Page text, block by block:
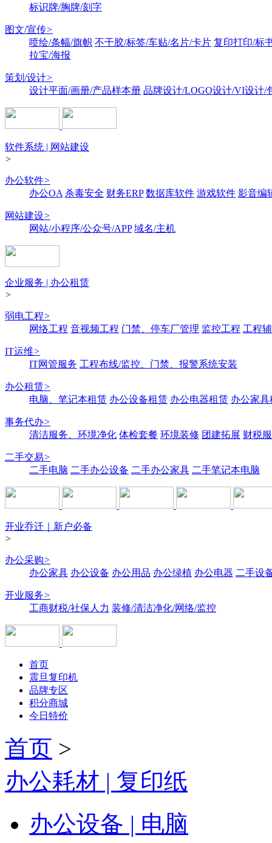
标识牌/胸牌/刻字
图文/宣传>
喷绘/条幅/旗帜 不干胶/标签/车贴/名片/卡片 复印打印/标
拉宝/海报
策划/设计>
设计平面/画册/产品样本册 品牌设计/LOGO设计/VI设计/
软件系统 | 网站建设
>
办公软件>
办公OA 杀毒安全 财务ERP 数据库软件 游戏软件 影音编
网站建设>
网站/小程序/公众号/APP 域名/主机
企业服务 | 办公租赁
>
弱电工程>
网络工程 音视频工程 门禁、停车厂管理 监控工程 工程
IT运维>
IT网管服务 工程布线/监控、门禁、报警系统安装
办公租赁>
电脑、笔记本租赁 办公设备租赁 办公电器租赁 办公家具
事务代办>
清洁服务、环境净化 体检套餐 环境装修 团建拓展 财税
二手交易>
二手电脑 二手办公设备 二手办公家具 二手笔记本电脑
开业乔迁｜新户必备
>
办公采购>
办公家具 办公设备 办公用品 办公绿植 办公电器 二手设
开业服务>
工商财税/社保人力 装修/清洁净化/网络/监控
首页
震旦复印机
品牌专区
积分商城
今日特价
首页 >
办公耗材 | 复印纸
办公设备 | 电脑